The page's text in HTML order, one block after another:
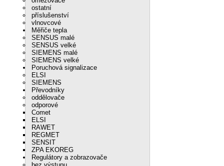
ostatní
příslušenství
vlnovcové
Měřiče tepla
SENSUS malé
SENSUS velké
SIEMENS malé
SIEMENS velké
Poruchová signalizace
ELSI
SIEMENS
Převodníky
oddělovače
odporové
Comet
ELSI
RAWET
REGMET
SENSIT
ZPA EKOREG
Regulátory a zobrazovače